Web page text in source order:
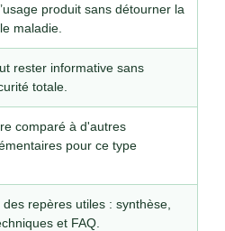
produit sans détourner la
maladie.
rester informative sans
totale.
comparé à d'autres
pour ce type
repères utiles : synthèse,
et FAQ.